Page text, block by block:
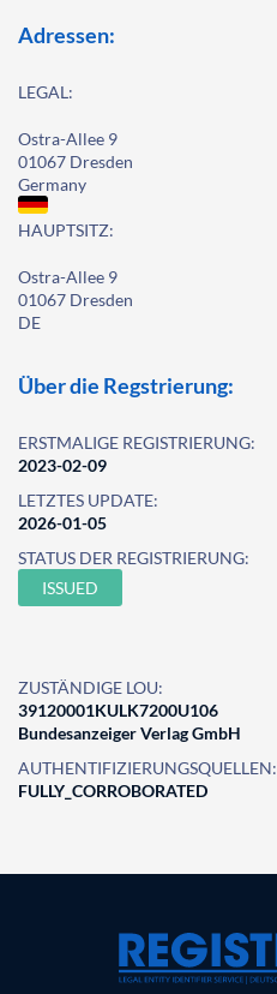
Adressen:
LEGAL:
Ostra-Allee 9
01067 Dresden
Germany
HAUPTSITZ:
Ostra-Allee 9
01067 Dresden
DE
Über die Regstrierung:
ERSTMALIGE REGISTRIERUNG:
2023-02-09
LETZTES UPDATE:
2026-01-05
STATUS DER REGISTRIERUNG:
ISSUED
ZUSTÄNDIGE LOU:
39120001KULK7200U106
Bundesanzeiger Verlag GmbH
AUTHENTIFIZIERUNGSQUELLEN:
FULLY_CORROBORATED